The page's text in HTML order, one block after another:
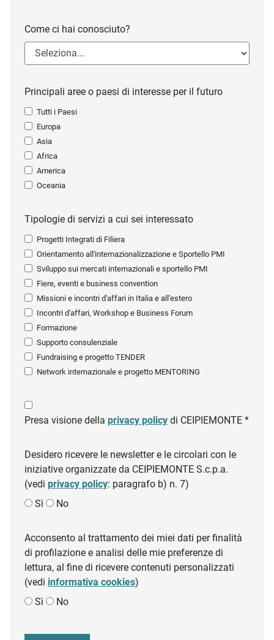
Come ci hai conosciuto?
Principali aree o paesi di interesse per il futuro
Tutti i Paesi
Europa
Asia
Africa
America
Oceania
Tipologie di servizi a cui sei interessato
Progetti Integrati di Filiera
Orientamento all'internazionalizzazione e Sportello PMI
Sviluppo sui mercati internazionali e sportello PMI
Fiere, eventi e business convention
Missioni e incontri d'affari in Italia e all'estero
Incontri d'affari, Workshop e Business Forum
Formazione
Supporto consulenziale
Fundraising e progetto TENDER
Network internazionale e progetto MENTORING
Presa visione della privacy policy di CEIPIEMONTE *
Desidero ricevere le newsletter e le circolari con le
iniziative organizzate da CEIPIEMONTE S.c.p.a.
(vedi privacy policy: paragrafo b) n. 7)
Sì
No
Acconsento al trattamento dei miei dati per finalità
di profilazione e analisi delle mie preferenze di
lettura, al fine di ricevere contenuti personalizzati
(vedi informativa cookies)
Sì
No